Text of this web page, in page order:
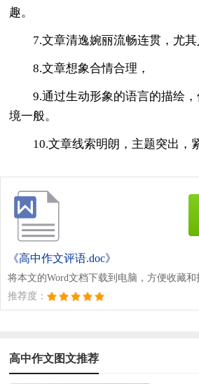
趣。
7.文章清逸婉丽流畅连贯，尤
8.文章想象合情合理，
9.通过生动形象的语言的描绘
境一般。
10.文章线索明朗，主题突出，
《高中作文评语.doc》
将本文的Word文档下载到电脑，方便收藏和
推荐度：
高中作文图文推荐